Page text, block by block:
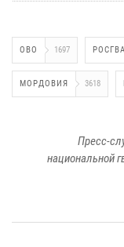
ОВО 1697
МОРДОВИЯ 3618
Пресс-
национальной